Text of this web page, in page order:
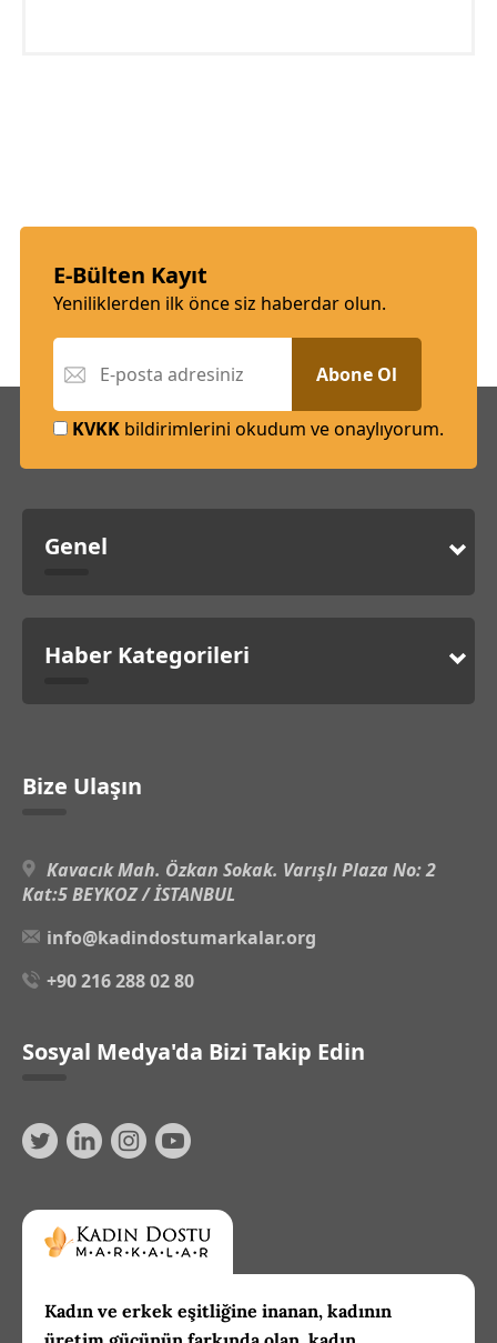
E-Bülten Kayıt
Yeniliklerden ilk önce siz haberdar olun.
Abone Ol
KVKK bildirimlerini okudum ve onaylıyorum.
Genel
Haber Kategorileri
Bize Ulaşın
Kavacık Mah. Özkan Sokak. Varışlı Plaza No: 2
Kat:5 BEYKOZ / İSTANBUL
info@kadindostumarkalar.org
+90 216 288 02 80
Sosyal Medya'da Bizi Takip Edin
Kadın ve erkek eşitliğine inanan, kadının